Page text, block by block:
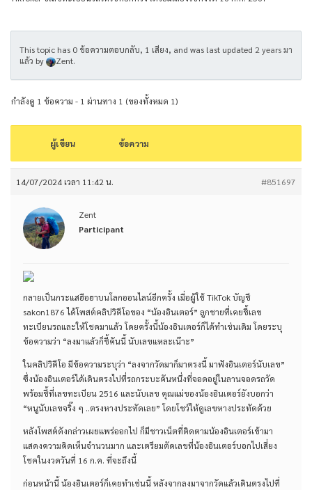
This topic has 0 ข้อความตอบกลับ, 1 เสียง, and was last updated 2 years มา
แล้ว by Zent.
กำลังดู 1 ข้อความ - 1 ผ่านทาง 1 (ของทั้งหมด 1)
ผู้เขียน ข้อความ
14/07/2024 เวลา 11:42 น. #851697
Zent
Participant
กลายเป็นกระแสฮือฮาบนโลกออนไลน์อีกครั้ง เมื่อผู้ใช้ TikTok บัญชี
sakon1876 ได้โพสต์คลิปวิดีโอของ “น้องอินเตอร์” ลูกชายที่เคยชี้เลข
ทะเบียนรถและให้โชคมาแล้ว โดยครั้งนี้น้องอินเตอร์ก็ได้ทำเช่นเดิม โดยระบุ
ข้อความว่า “ลงมาแล้วก็ชี้คันนี้ นับเลขแหละเน๊าะ”
ในคลิปวิดีโอ มีข้อความระบุว่า “ลงจากวัดมาก็มาตรงนี้ มาฟังอินเตอร์นับเลข”
ซึ่งน้องอินเตอร์ได้เดินตรงไปที่รถกระบะคันหนึ่งที่จอดอยู่ในลานจอดรถวัด
พร้อมชี้ที่เลขทะเบียน 2516 และนับเลข คุณแม่ของน้องอินเตอร์ยังบอกว่า
“หนูนับเลขจริ๊ง ๆ ..ตรงหางประทัดเลย” โดยโชว์ให้ดูเลขหางประทัดด้วย
หลังโพสต์ดังกล่าวเผยแพร่ออกไป ก็มีชาวเน็ตที่ติดตามน้องอินเตอร์เข้ามา
แสดงความคิดเห็นจำนวนมาก และเตรียมตัดเลขที่น้องอินเตอร์บอกไปเสี่ยง
โชคในงวดวันที่ 16 ก.ค. ที่จะถึงนี้
ก่อนหน้านี้ น้องอินเตอร์ก็เคยทำเช่นนี้ หลังจากลงมาจากวัดแล้วเดินตรงไปที่